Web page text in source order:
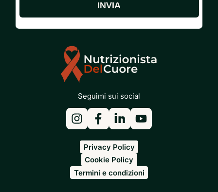
INVIA
Seguimi sui social
Privacy Policy
Cookie Policy
Termini e condizioni